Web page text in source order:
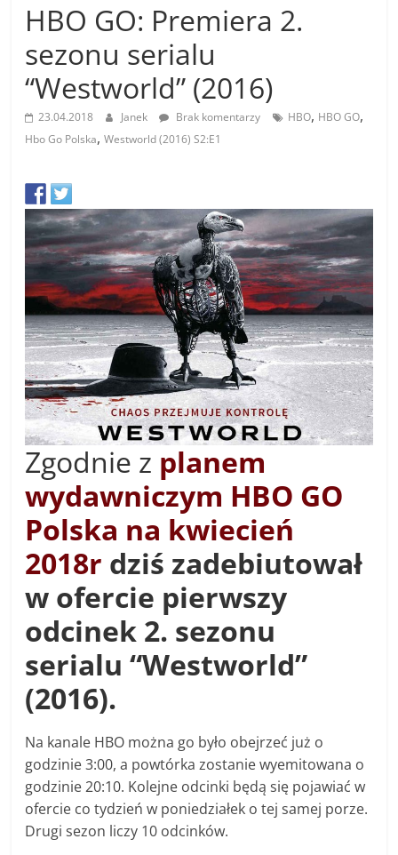
HBO GO: Premiera 2.
sezonu serialu
“Westworld” (2016)
23.04.2018 Janek Brak komentarzy HBO, HBO GO,
Hbo Go Polska,Westworld (2016) S2:E1
Zgodnie z planem
wydawniczym HBO GO
Polska na kwiecień
2018r dziś zadebiutował
w ofercie pierwszy
odcinek 2. sezonu
serialu “Westworld”
(2016).
Na kanale HBO można go było obejrzeć już o
godzinie 3:00, a powtórka zostanie wyemitowana o
godzinie 20:10. Kolejne odcinki będą się pojawiać w
ofercie co tydzień w poniedziałek o tej samej porze.
Drugi sezon liczy 10 odcinków.